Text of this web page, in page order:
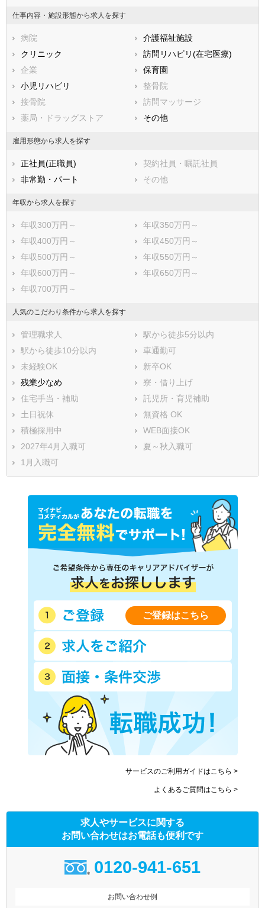
香川県
高知県
福岡県
長崎県
熊本県
鹿児島県
仕事内容・施設形態から求人を探す
病院
介護福祉施設
クリニック
訪問リハビリ(在宅医療)
企業
保育園
小児リハビリ
整骨院
接骨院
訪問マッサージ
薬局・ドラッグストア
その他
雇用形態から求人を探す
正社員(正職員)
契約社員・嘱託社員
非常勤・パート
その他
年収から求人を探す
年収300万円～
年収350万円～
年収400万円～
年収450万円～
年収500万円～
年収550万円～
年収600万円～
年収650万円～
年収700万円～
人気のこだわり条件から求人を探す
管理職求人
駅から徒歩5分以内
駅から徒歩10分以内
車通勤可
未経験OK
新卒OK
残業少なめ
寮・借り上げ
住宅手当・補助
託児所・育児補助
土日祝休
無資格 OK
積極採用中
WEB面接OK
2027年4月入職可
夏～秋入職可
1月入職可
ご登録はこちら
サービスのご利用ガイドはこちら >
よくあるご質問はこちら >
求人やサービスに関する
お問い合わせはお電話も便利です
0120-941-651
お問い合わせ例